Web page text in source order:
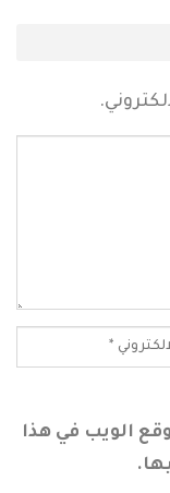
الويب في هذا